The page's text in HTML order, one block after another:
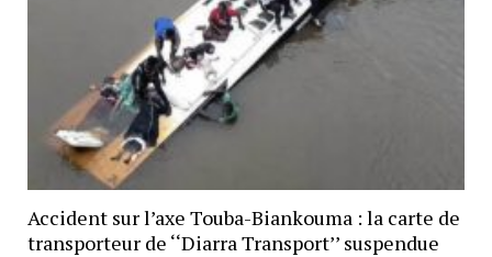
Accident sur l’axe Touba-Biankouma : la carte de
transporteur de ‘‘Diarra Transport’’ suspendue